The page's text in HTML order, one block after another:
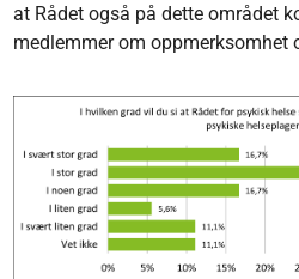
at Rådet også på dette området
medlemmer om oppmerksomhet